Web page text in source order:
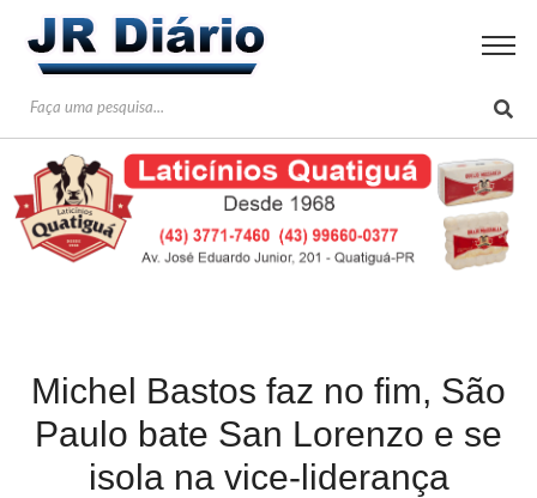
Michel Bastos faz no fim, São
Paulo bate San Lorenzo e se
isola na vice-liderança